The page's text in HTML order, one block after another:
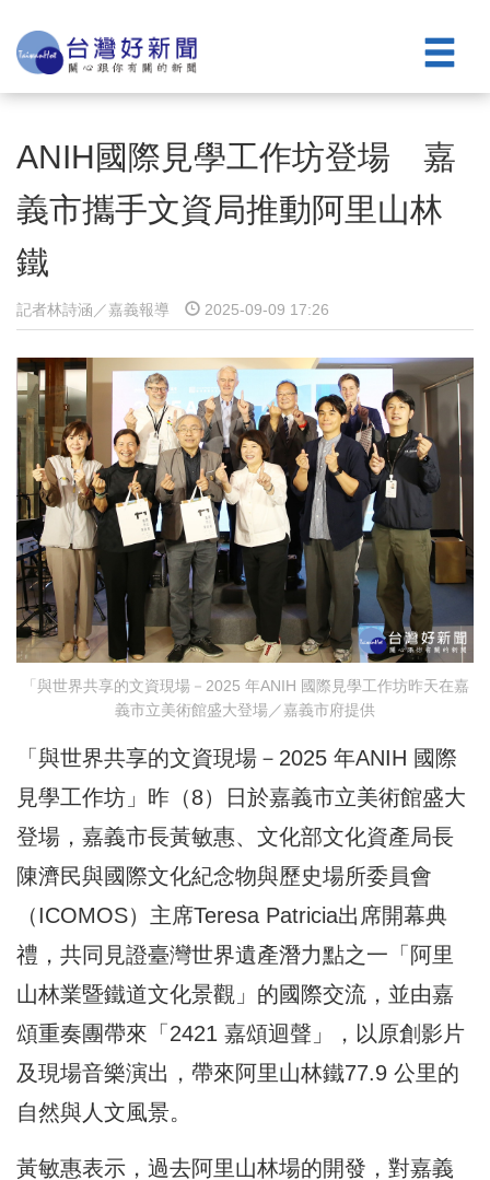
ANIH國際見學工作坊登場 嘉
義市攜手文資局推動阿里山林
鐵
記者林詩涵／嘉義報導 2025-09-09 17:26
「與世界共享的文資現場－2025 年ANIH 國際見學工作坊昨天在嘉
義市立美術館盛大登場／嘉義市府提供
「與世界共享的文資現場－2025 年ANIH 國際
見學工作坊」昨（8）日於嘉義市立美術館盛大
登場，嘉義市長黃敏惠、文化部文化資產局長
陳濟民與國際文化紀念物與歷史場所委員會
（ICOMOS）主席Teresa Patricia出席開幕典
禮，共同見證臺灣世界遺產潛力點之一「阿里
山林業暨鐵道文化景觀」的國際交流，並由嘉
頌重奏團帶來「2421 嘉頌迴聲」，以原創影片
及現場音樂演出，帶來阿里山林鐵77.9 公里的
自然與人文風景。
黃敏惠表示，過去阿里山林場的開發，對嘉義